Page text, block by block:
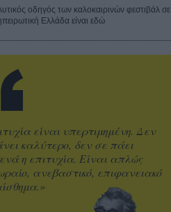
οδηγός των καλοκαιρινών φεστιβάλ σε
Ελλάδα είναι εδώ
είναι υπερτιμημένη. Δεν
καλύτερο, δεν σε πάει
η επιτυχία. Είναι απλώς
ανεβαστικό, επιφανειακό